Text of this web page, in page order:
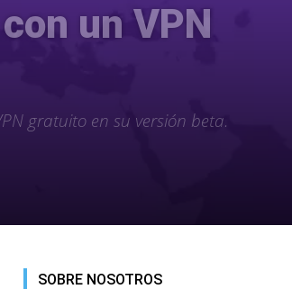
un VPN
gratuito en su versión beta.
SOBRE NOSOTROS